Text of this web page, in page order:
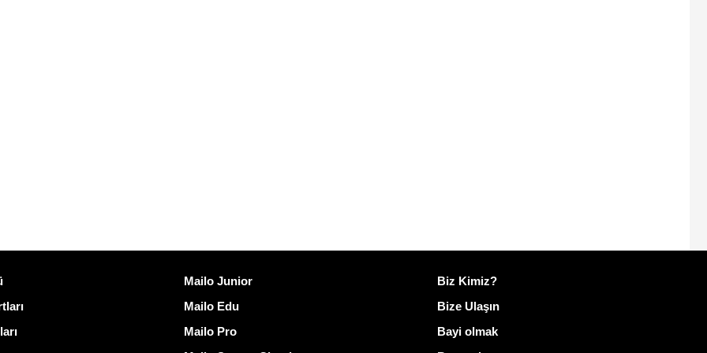
Mailo keşfedin
Mailo Junior
Mailo Edu
Mailo Pro
Mailo hakkında daha fazla bilgi
Biz Kimiz?
Bize Ulaşın
Bayi olmak